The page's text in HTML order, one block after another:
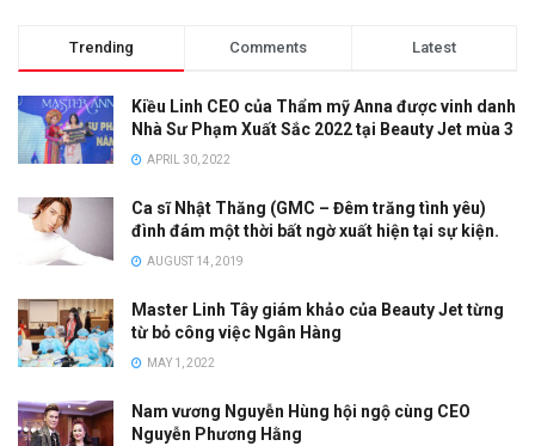
Trending Comments Latest
Kiều Linh CEO của Thẩm mỹ Anna được vinh danh
Nhà Sư Phạm Xuất Sắc 2022 tại Beauty Jet mùa 3
APRIL 30, 2022
Ca sĩ Nhật Thăng (GMC – Đêm trăng tình yêu)
đình đám một thời bất ngờ xuất hiện tại sự kiện.
AUGUST 14, 2019
Master Linh Tây giám khảo của Beauty Jet từng
từ bỏ công việc Ngân Hàng
MAY 1, 2022
Nam vương Nguyễn Hùng hội ngộ cùng CEO
Nguyễn Phương Hằng